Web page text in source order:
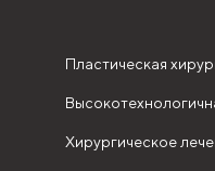
Пластическая
Хирургическое